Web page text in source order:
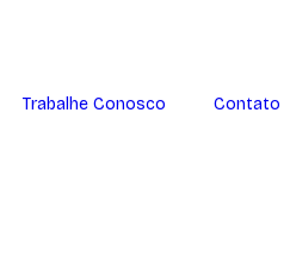
Trabalhe Conosco Contato